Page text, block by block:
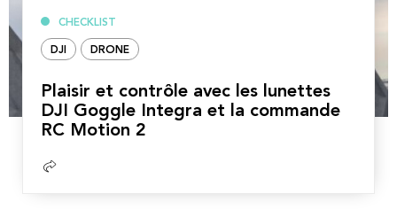
CHECKLIST
DJI DRONE
Plaisir et contrôle avec les lunettes
DJI Goggle Integra et la commande
RC Motion 2
Lire